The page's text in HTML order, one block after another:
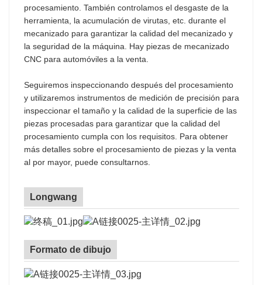
procesamiento. También controlamos el desgaste de la
herramienta, la acumulación de virutas, etc. durante el
mecanizado para garantizar la calidad del mecanizado y
la seguridad de la máquina. Hay piezas de mecanizado
CNC para automóviles a la venta.
Seguiremos inspeccionando después del procesamiento
y utilizaremos instrumentos de medición de precisión para
inspeccionar el tamaño y la calidad de la superficie de las
piezas procesadas para garantizar que la calidad del
procesamiento cumpla con los requisitos. Para obtener
más detalles sobre el procesamiento de piezas y la venta
al por mayor, puede consultarnos.
Longwang
Formato de dibujo